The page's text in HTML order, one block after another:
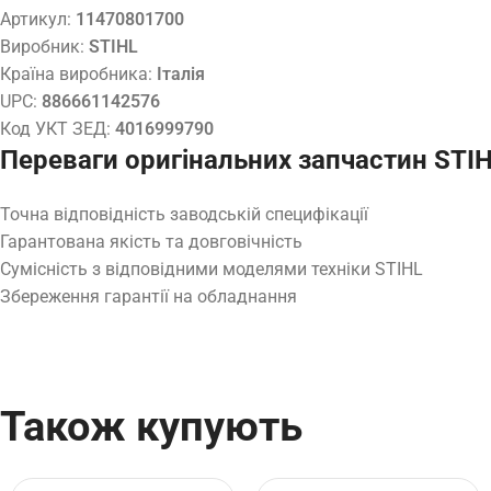
Артикул: 11470801700
Виробник: STIHL
Країна виробника: Італія
UPC: 886661142576
Код УКТ ЗЕД: 4016999790
Переваги оригінальних запчастин
Точна відповідність заводській специфікації
Гарантована якість та довговічність
Сумісність з відповідними моделями техніки STIHL
Збереження гарантії на обладнання
Також купують